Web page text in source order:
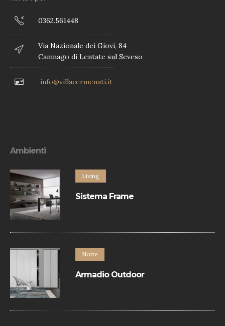
0362.561448
Via Nazionale dei Giovi, 84
Camnago di Lentate sul Seveso
info@villacermenati.it
Ambienti
Living
Sistema Frame
accostamento di un’ampia varietà di
Notte
Armadio Outdoor